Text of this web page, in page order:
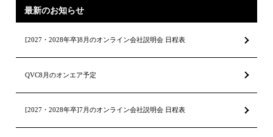
最新のお知らせ
[2027・2028年卒]8月のオンライン会社説明会 日程表
QVC8月のオンエア予定
[2027・2028年卒]7月のオンライン会社説明会 日程表